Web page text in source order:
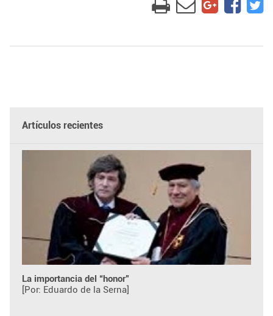
Artículos recientes
La importancia del “honor”
[Por: Eduardo de la Serna]